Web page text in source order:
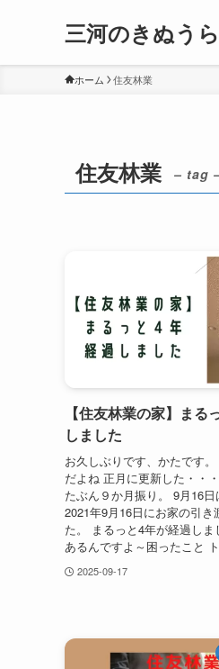
三河のきぬう
ホーム 住友林業
住友林業 – tag
【住友林業の家】まる
しました
お久しぶりです、かたです
だよね 正月に更新した・・・
たぶん９か月振り。 9月16
2021年9月16日にお家の引き
た。 まるっと4年が経過しま
あるんですよ～困ったこと
2025-09-17